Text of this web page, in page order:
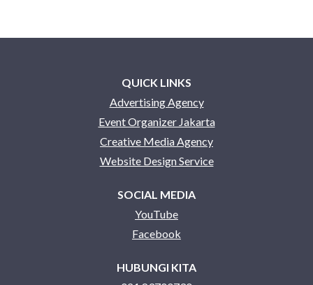
QUICK LINKS
Advertising Agency
Event Organizer Jakarta
Creative Media Agency
Website Design Service
SOCIAL MEDIA
YouTube
Facebook
HUBUNGI KITA